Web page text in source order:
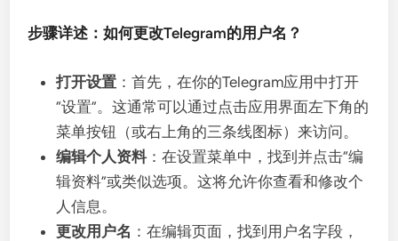
步骤详述：如何更改Telegram的用户名？
打开设置 ：首先，在你的Telegram应用中打开
“设置”。这通常可以通过点击应用界面左下角的
菜单按钮（或右上角的三条线图标）来访问。
编辑个人资料：在设置菜单中，找到并点击“编
辑资料”或类似选项。这将允许你查看和修改个
人信息。
更改用户名 ：在编辑页面，找到用户名字段，